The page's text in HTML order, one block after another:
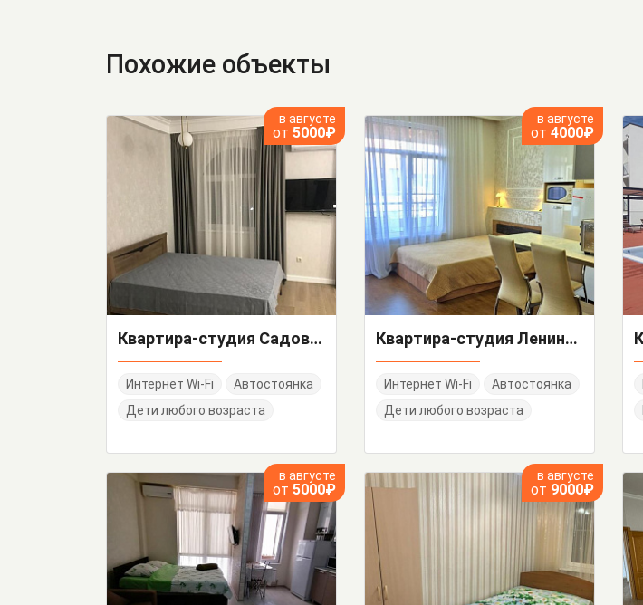
Похожие объекты
в августе
от 5000₽
Квартира-студия Садовая 68-а кв 7
Интернет Wi-Fi
Автостоянка
Дети любого возраста
в августе
от 4000₽
Квартира-студия Ленина 290/6
Интернет Wi-Fi
Автостоянка
Дети любого возраста
в августе
от 5000₽
в августе
от 9000₽